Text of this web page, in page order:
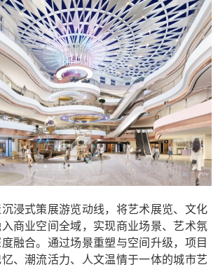
式策展游览动线，将艺术展览、文化
商业空间全域，实现商业场景、艺术氛
融合。通过场景重塑与空间升级，项目
、潮流活力、人文温情于一体的城市艺